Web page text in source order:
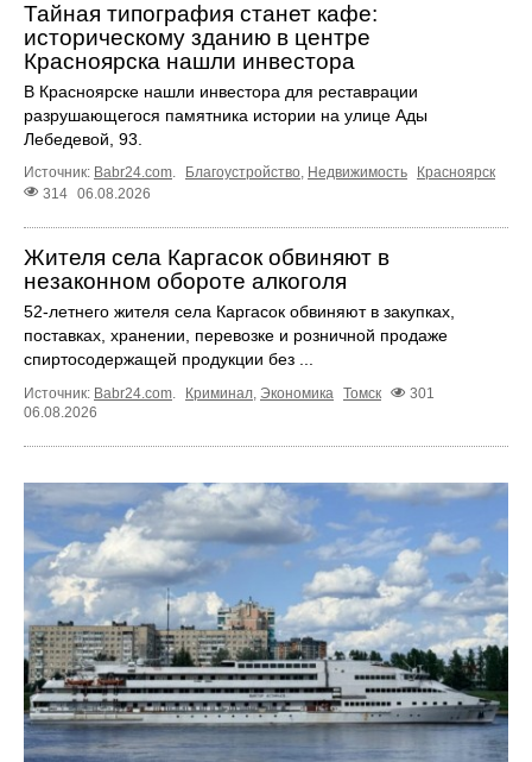
Тайная типография станет кафе:
историческому зданию в центре
Красноярска нашли инвестора
В Красноярске нашли инвестора для реставрации
разрушающегося памятника истории на улице Ады
Лебедевой, 93.
Источник: Babr24.com. Благоустройство, Недвижимость
Красноярск
314 06.08.2026
Жителя села Каргасок обвиняют в
незаконном обороте алкоголя
52-летнего жителя села Каргасок обвиняют в закупках,
поставках, хранении, перевозке и розничной продаже
спиртосодержащей продукции без ...
Источник: Babr24.com Криминал Экономика Томск
301
06.08.2026